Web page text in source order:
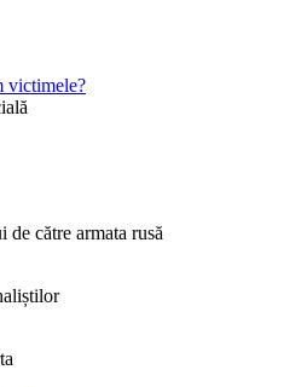
victimele?
către armata rusă